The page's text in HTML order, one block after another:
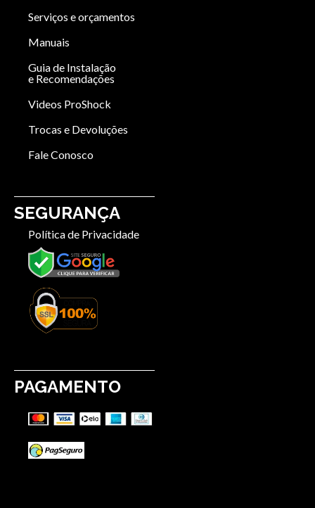
Serviços e orçamentos
Manuais
Guia de Instalação
e Recomendações
Videos ProShock
Trocas e Devoluções
Fale Conosco
SEGURANÇA
Política de Privacidade
PAGAMENTO